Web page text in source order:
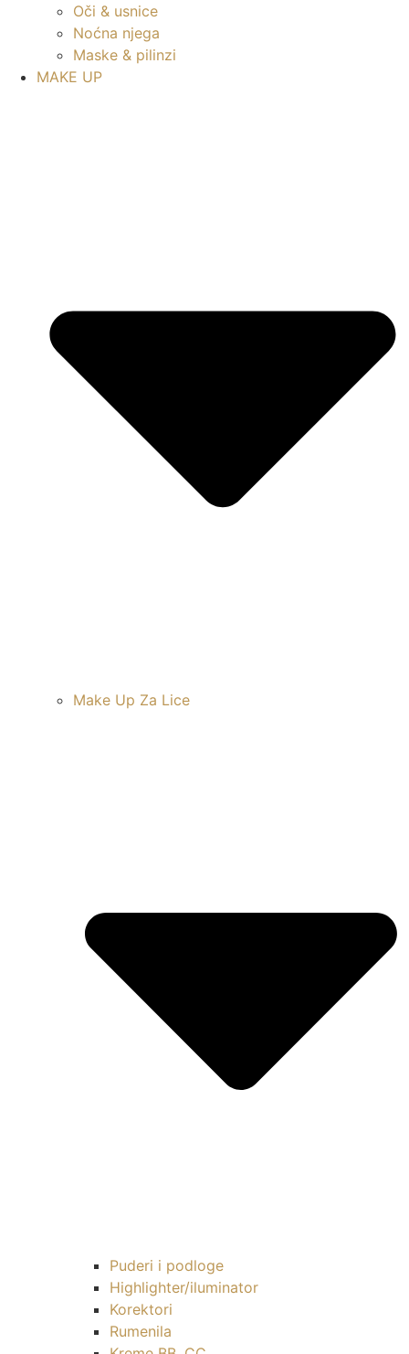
Oči & usnice
Noćna njega
Maske & pilinzi
MAKE UP
Make Up Za Lice
Puderi i podloge
Highlighter/iluminator
Korektori
Rumenila